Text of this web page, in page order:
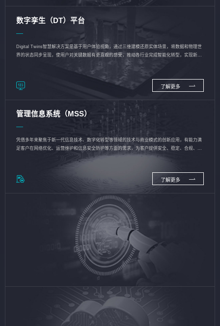
数字孪生（DT）平台
Digital Twins智慧解决方案是基于用户体验视角，通过三维建模还原实体场景，将数据和物理世
界的状态同步呈现，使用户对关键数据有更直观的感受，推动各行业完成智能化转型，实现新旧
了解更多
管理信息系统（MSS）
凭借多年来聚焦于新一代信息技术、数字化转型等领域的技术与商业模式的创新应用，有能力满
足客户在网络优化、运营维护和信息安全防护等方面的需求，为客户提供安全、稳定、合规、持
了解更多